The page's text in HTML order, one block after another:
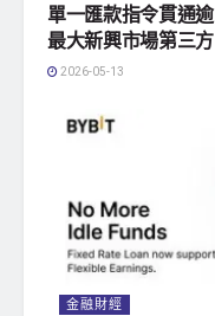
單一匯款指令貫通
最大新興市場第三
2026-05-13
金融財經